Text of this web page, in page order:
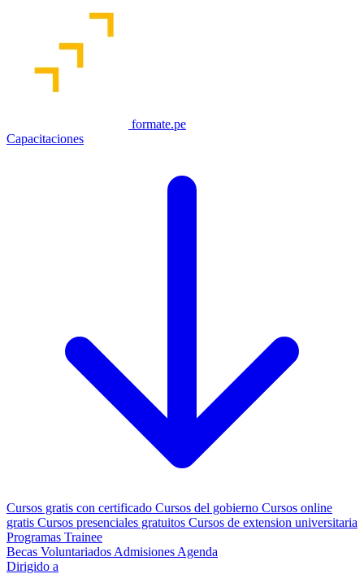
formate.pe
Capacitaciones
Cursos gratis con certificado Cursos del gobierno Cursos online
gratis Cursos presenciales gratuitos Cursos de extension universitaria
Programas Trainee
Becas Voluntariados Admisiones Agenda
Dirigido a